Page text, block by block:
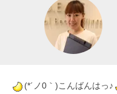
(*´ノ0｀)こんばんはっ♪